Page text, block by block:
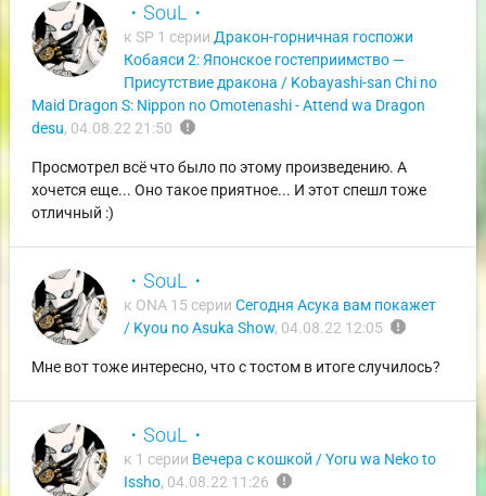
・SouL・
к SP 1 серии Дракон-горничная госпожи
Кобаяси 2: Японское гостеприимство —
Присутствие дракона / Kobayashi-san Chi no
Maid Dragon S: Nippon no Omotenashi - Attend wa Dragon
desu, 04.08.22 21:50 report
Просмотрел всё что было по этому произведению. А
хочется еще... Оно такое приятное... И этот спешл тоже
отличный :)
・SouL・
к ONA 15 серии Сегодня Асука вам покажет
/ Kyou no Asuka Show, 04.08.22 12:05 report
Мне вот тоже интересно, что с тостом в итоге случилось?
・SouL・
к 1 серии Вечера с кошкой / Yoru wa Neko to
Issho, 04.08.22 11:26 report